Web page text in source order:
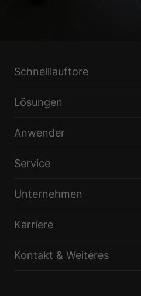
Schnelllauftore
Lösungen
Anwender
Service
Unternehmen
Karriere
Kontakt & Weiteres